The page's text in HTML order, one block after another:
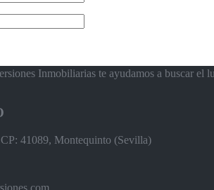
Inmobiliarias te ayudamos a buscar el
CP: 41089, Montequinto (Sevilla)